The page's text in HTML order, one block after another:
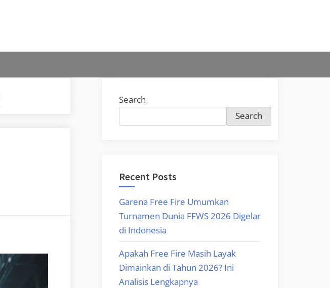
Search
Search
Recent Posts
Garena Free Fire Umumkan
Turnamen Dunia FFWS 2026 Digelar
di Indonesia
Apakah Free Fire Masih Layak
Dimainkan di Tahun 2026? Ini
Analisis Lengkapnya